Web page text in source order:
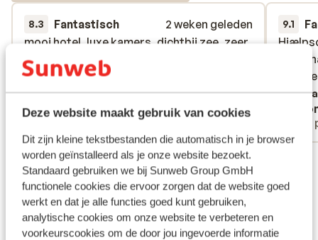
Deze website maakt gebruik van cookies
Dit zijn kleine tekstbestanden die automatisch in je browser
worden geïnstalleerd als je onze website bezoekt.
Standaard gebruiken we bij Sunweb Group GmbH
functionele cookies die ervoor zorgen dat de website goed
werkt en dat je alle functies goed kunt gebruiken,
analytische cookies om onze website te verbeteren en
voorkeurscookies om de door jou ingevoerde informatie
8.3 Fantastisch
2 weken geleden
mooi hotel, luxe kamers, dichtbij zee, zeer
vriendelijk en behulpzaam personeel.
mooi hotel, luxe kamers, dichtbij zee, zeer
vriendelijk en behulpzaam personeel.
Anoniem
9.1
Bekijk alle 11 ervaringen
Ligging